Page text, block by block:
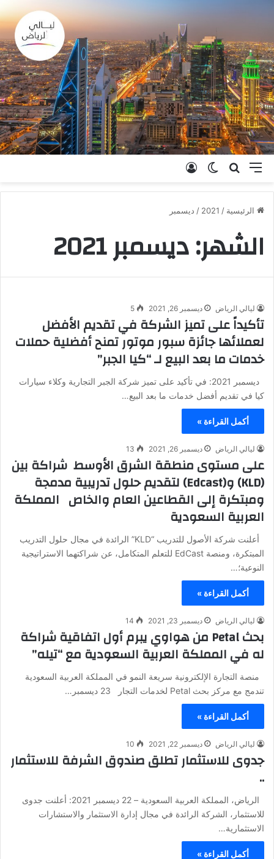
القائمة بحث عنالوضع المظلم
الرئيسية /
2021
/ ديسمبر
الشهر:ديسمبر 2021
ليالي الرياض ديسمبر 26, 2021 5
تأكيداً على تميز الشركة في تقديم الأفضل
لعملائها جائزة سبور موتور تمنح أفضلية حملات
خدمات ما بعد البيع لـ “كيا الجبر”
ديسمبر 2021: في تأكيد على تميز شركة الجبر التجارية وكلاء سيارات
كيا في تقديم أفضل خدمات ما بعد البيع…
أكمل القراءة »
ليالي الرياض ديسمبر 26, 2021 13
على مستوى منطقة الشرق الأوسط شراكة بين
(KLD) و(Edcast) لتقديم حلول تدريبية مدمجة
ومبتكرة إلى القطاعين العام والخاص المملكة
العربية السعودية
أعلنت شركة الأصول للتدريب “KLD” الرائدة في مجال حلول التدريب
المبتكرة، ومنصة EdCast للتعلم المتكامل، عن شراكتهما الاستراتيجية
النوعية؛…
أكمل القراءة »
ليالي الرياض ديسمبر 23, 2021 14
بحث Petal من هواوي يبرم أول اتفاقية شراكة
له في المملكة العربية السعودية مع “تيله”
منصة التجارة الإلكترونية سريعة النمو في المملكة العربية السعودية
تندمج مع مركز بحث Petal لخدمات التجار 23 ديسمبر…
أكمل القراءة »
ليالي الرياض ديسمبر 22, 2021 10
جدوى للاستثمار تطلق صندوق الشرفة للاستثمار
..
الرياض، المملكة العربية السعودية – 22 ديسمبر 2021: أعلنت جدوى
للاستثمار، الشركة الرائدة في مجال إدارة الاستثمار والاستشارات
الاستثمارية…
أكمل القراءة »